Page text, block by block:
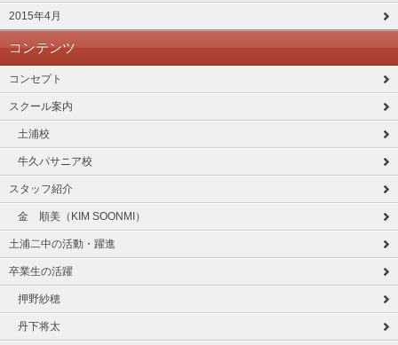
2015年4月
コンテンツ
コンセプト
スクール案内
土浦校
牛久パサニア校
スタッフ紹介
金 順美（KIM SOONMI）
土浦二中の活動・躍進
卒業生の活躍
押野紗穂
丹下将太